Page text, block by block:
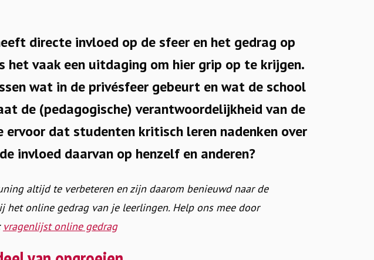
directe invloed op de sfeer en het gedrag op
het vaak een uitdaging om hier grip op te krijgen.
wat in de privésfeer gebeurt en wat de school
de (pedagogische) verantwoordelijkheid van de
ervoor dat studenten kritisch leren nadenken over
invloed daarvan op henzelf en anderen?
altijd te verbeteren en zijn daarom benieuwd naar de
online gedrag van je leerlingen. Help ons mee door
vragenlijst online gedrag